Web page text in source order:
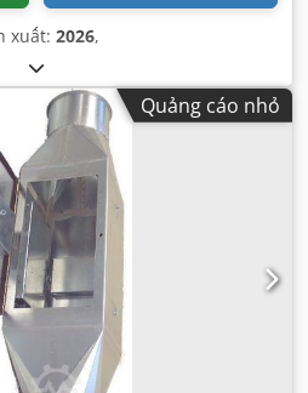
xuất: 2026,
Quảng cáo nhỏ